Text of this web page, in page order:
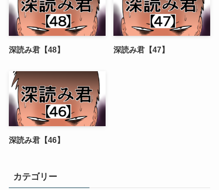
深読み君【48】 深読み君【47】
深読み君【46】
カテゴリー